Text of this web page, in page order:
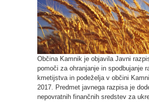
Občina Kamnik je objavila Javni
pomoči za ohranjanje in spodbujanje
kmetijstva in podeželja v občini
2017. Predmet javnega razpisa je
nepovratnih finančnih sredstev za